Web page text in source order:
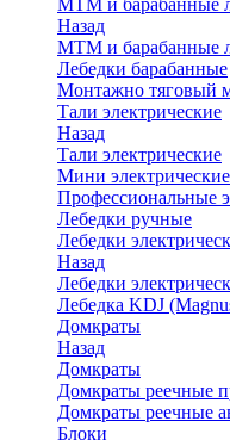
МТМ и барабанные
Назад
МТМ и барабанные
Лебедки барабанные
Монтажно тяговый
Тали электрические
Назад
Тали электрические
Мини
Профессиональные
Лебедки ручные
Лебедки
Назад
Лебедки
Лебедка KDJ
Домкраты
Назад
Домкраты
Домкраты реечные
Домкраты реечные
Блоки